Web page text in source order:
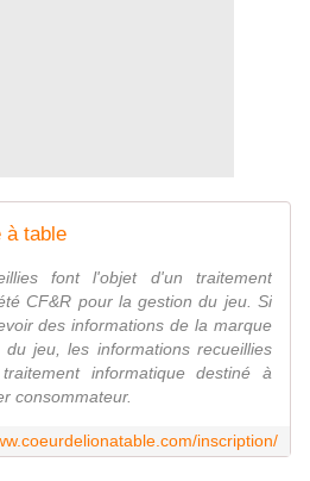
à table
font l'objet d'un traitement
CF&R pour la gestion du jeu. Si
des informations de la marque
jeu, les informations recueillies
informatique destiné à
consommateur.
inscription/